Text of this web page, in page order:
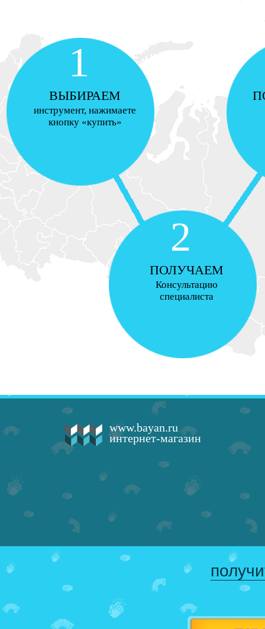
1
ВЫБИРАЕМ
инструмент, нажимаете
кнопку «купить»
2
ПОЛУЧАЕМ
Консультацию
специалиста
www.bayan.ru
интернет-магазин